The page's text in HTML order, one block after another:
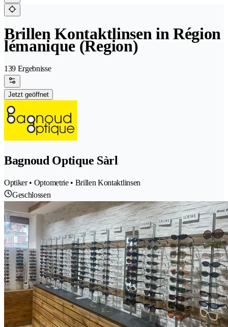
Brillen Kontaktlinsen in Région
lémanique (Region)
139 Ergebnisse
Jetzt geöffnet
Bagnoud Optique Sàrl
Optiker • Optometrie • Brillen Kontaktlinsen
Geschlossen